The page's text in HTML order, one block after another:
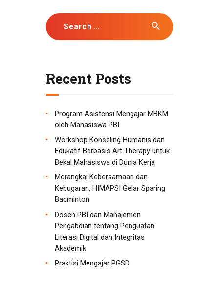
Search
for:
Recent Posts
Program Asistensi Mengajar MBKM
oleh Mahasiswa PBI
Workshop Konseling Humanis dan
Edukatif Berbasis Art Therapy untuk
Bekal Mahasiswa di Dunia Kerja
Merangkai Kebersamaan dan
Kebugaran, HIMAPSI Gelar Sparing
Badminton
Dosen PBI dan Manajemen
Pengabdian tentang Penguatan
Literasi Digital dan Integritas
Akademik
Praktisi Mengajar PGSD